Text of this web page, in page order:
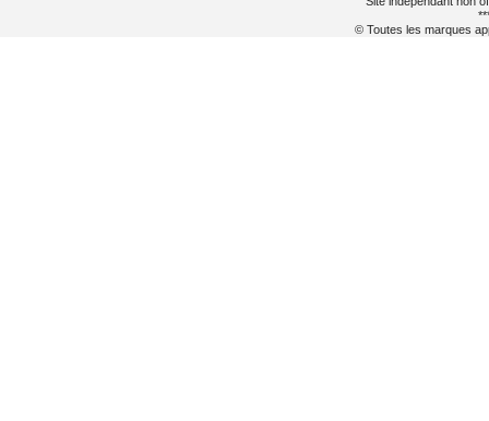
© Toutes les marques